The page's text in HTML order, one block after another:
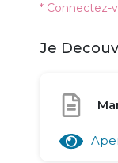
* Connectez-
Je